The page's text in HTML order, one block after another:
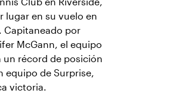
Club en Riverside,
lugar en su vuelo en
Capitaneado por
McGann, el equipo
un récord de posición
equipo de Surprise,
victoria.